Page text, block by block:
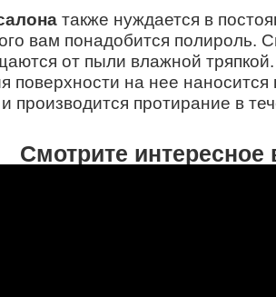
также нуждается в
вам понадобится полироль.
от пыли влажной
поверхности на нее наносится
производится протирание в
Смотрите интересное